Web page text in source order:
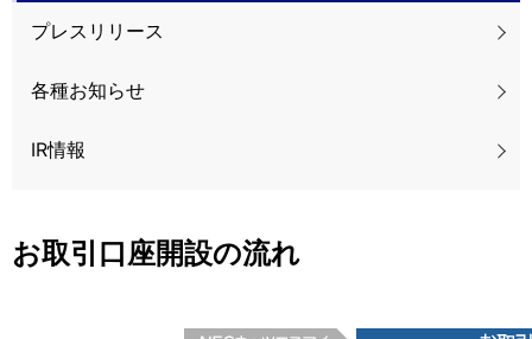
プレスリリース
各種お知らせ
IR情報
お取引口座開設の流れ